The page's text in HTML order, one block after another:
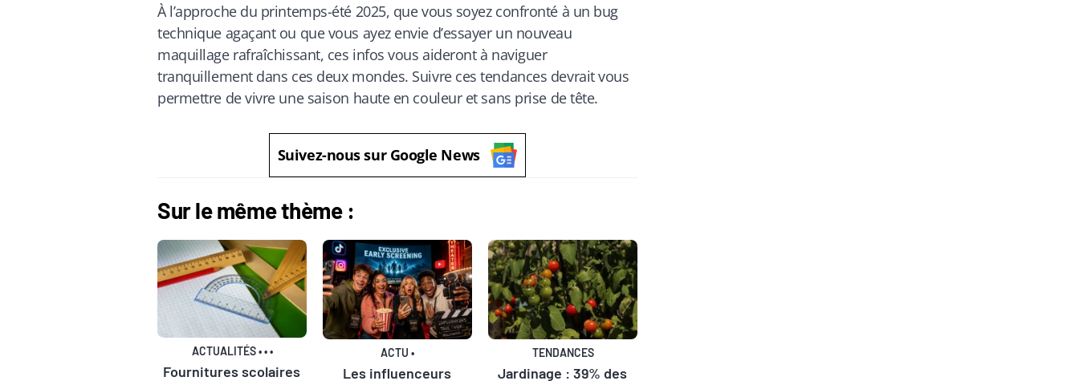
À l’approche du printemps-été 2025, que vous soyez confronté à un bug
technique agaçant ou que vous ayez envie d’essayer un nouveau
maquillage rafraîchissant, ces infos vous aideront à naviguer
tranquillement dans ces deux mondes. Suivre ces tendances devrait vous
permettre de vivre une saison haute en couleur et sans prise de tête.
Suivez-nous sur Google News
Sur le même thème :
ACTUALITÉS•••
Fournitures scolaires
ACTU •
Les influenceurs
TENDANCES
Jardinage : 39% des